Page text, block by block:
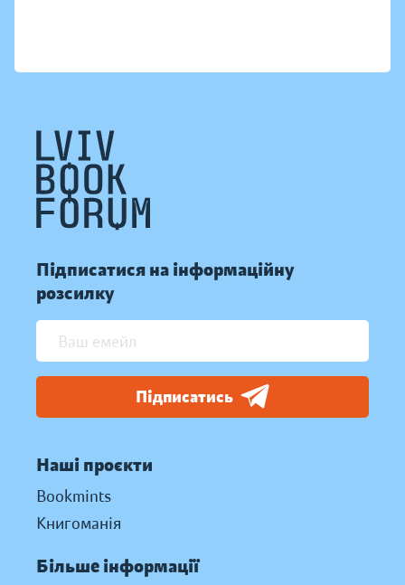
Підписатися на інформаційну
розсилку
Підписатись
Наші проєкти
Bookmints
Книгоманія
Більше інформації